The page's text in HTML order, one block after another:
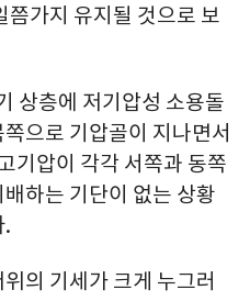
가지 유지될 것으로 보
상층에 저기압성 소용돌
으로 기압골이 지나면서
기압이 각각 서쪽과 동쪽
하는 기단이 없는 상황
.
의 기세가 크게 누그러